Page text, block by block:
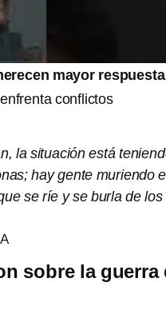
mayor respuesta
conflictos
la situación está
hay gente muriendo
se ríe y se burla de los
sobre la guerra